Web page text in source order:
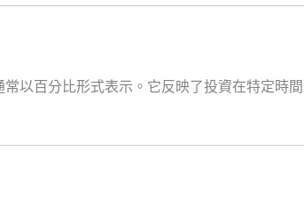
以百分比形式表示。它反映了投資在特定時間